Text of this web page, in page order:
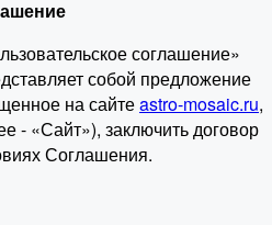
соглашение»
собой предложение
на сайтеastro-mosaic.ru,
- «Сайт»), заключить договор
Соглашения.